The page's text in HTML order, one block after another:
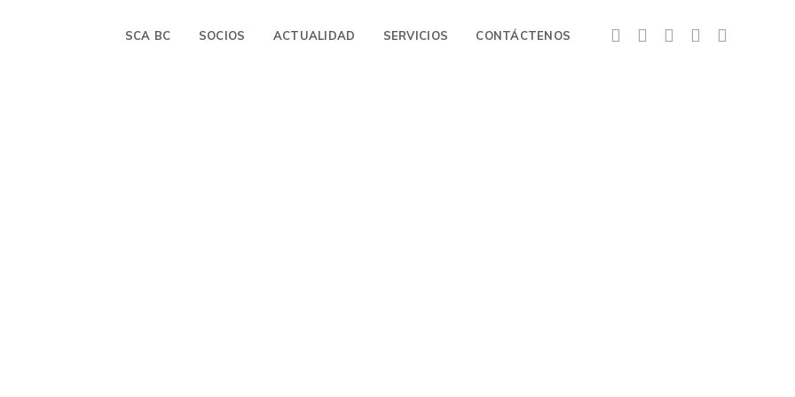
SCA BC SOCIOS ACTUALIDAD SERVICIOS CONTÁCTENOS